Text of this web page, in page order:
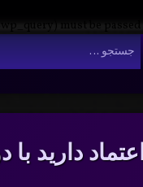
must be
جستجو برای:
دارید